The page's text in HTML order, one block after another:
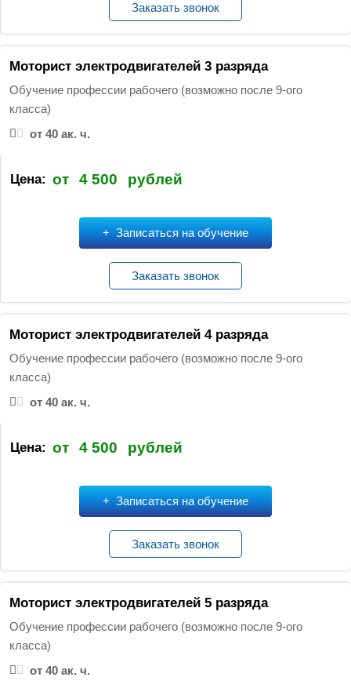
Заказать звонок
Моторист электродвигателей 3 разряда
Обучение профессии рабочего (возможно после 9-ого
класса)
от 40 ак. ч.
Цена: от 4 500 рублей
Записаться на обучение
Заказать звонок
Моторист электродвигателей 4 разряда
Обучение профессии рабочего (возможно после 9-ого
класса)
от 40 ак. ч.
Цена: от 4 500 рублей
Записаться на обучение
Заказать звонок
Моторист электродвигателей 5 разряда
Обучение профессии рабочего (возможно после 9-ого
класса)
от 40 ак. ч.